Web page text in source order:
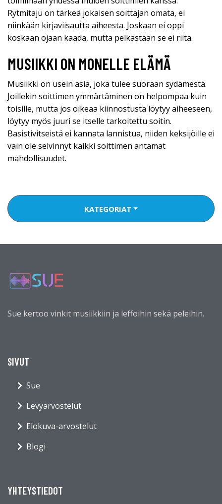
Rytmitaju on tärkeä jokaisen soittajan omata, ei
niinkään kirjaviisautta aiheesta. Joskaan ei oppi
koskaan ojaan kaada, mutta pelkästään se ei riitä.
MUSIIKKI ON MONELLE ELÄMÄ
Musiikki on usein asia, joka tulee suoraan sydämestä.
Joillekin soittimen ymmärtäminen on helpompaa kuin
toisille, mutta jos oikeaa kiinnostusta löytyy aiheeseen,
löytyy myös juuri se itselle tarkoitettu soitin.
Basistivitseistä ei kannata lannistua, niiden keksijöille ei
vain ole selvinnyt kaikki soittimen antamat
mahdollisuudet.
KATEGORIAT
Sue kertoo vinkit musiikkiin ja leffoihin sekä peleihin.
SIVUT
Sue
Levyarvostelut
Elokuva-arvostelut
Blogi
YHTEYSTIEDOT